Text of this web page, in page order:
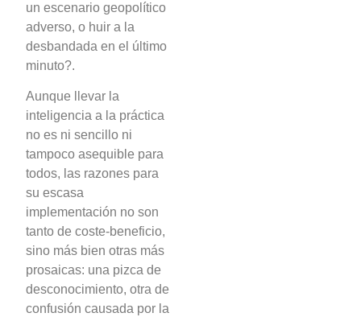
un escenario geopolítico
adverso, o huir a la
desbandada en el último
minuto?.
Aunque llevar la
inteligencia a la práctica
no es ni sencillo ni
tampoco asequible para
todos, las razones para
su escasa
implementación no son
tanto de coste-beneficio,
sino más bien otras más
prosaicas: una pizca de
desconocimiento, otra de
confusión causada por la